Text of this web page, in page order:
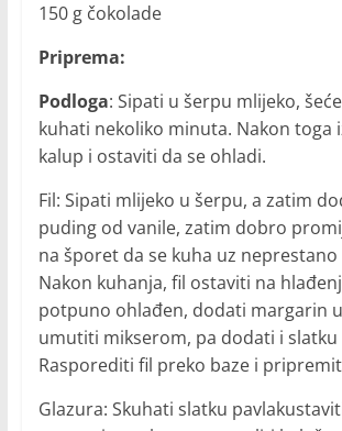
150 g čokolade
Priprema:
Podloga: Sipati u šerpu mlijeko,
kuhati nekoliko minuta. Nakon toga
kalup i ostaviti da se ohladi.
Fil: Sipati mlijeko u šerpu, a zatim
puding od vanile, zatim dobro
na šporet da se kuha uz neprestano
Nakon kuhanja, fil ostaviti na
potpuno ohlađen, dodati margarin
umutiti mikserom, pa dodati i slatku
Rasporediti fil preko baze i
Glazura: Skuhati slatku